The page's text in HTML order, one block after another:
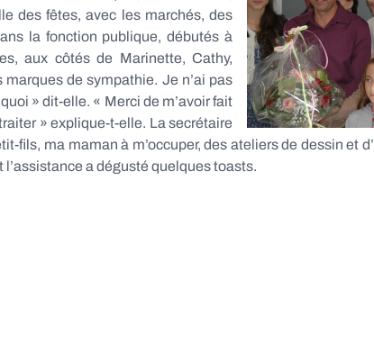
des fêtes, avec les marchés, des
la fonction publique, débutés à
aux côtés de Marinette, Cathy,
de sympathie. Je n’ai pas
» dit-elle. « Merci de m’avoir fait
» explique-t-elle. La secrétaire
fils, ma maman à m’occuper, des ateliers de dessin et
a dégusté quelques toasts.